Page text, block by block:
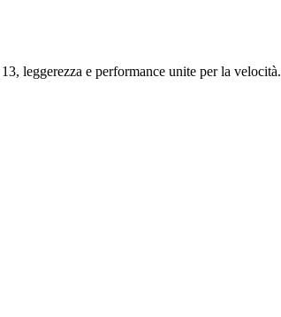
leggerezza e performance unite per la velocità.